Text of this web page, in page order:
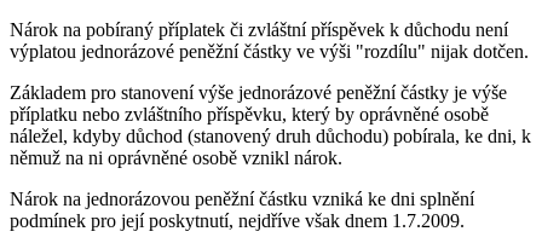
Nárok na pobíraný příplatek či zvláštní příspěvek k důchodu není
výplatou jednorázové peněžní částky ve výši "rozdílu" nijak dotčen.
Základem pro stanovení výše jednorázové peněžní částky je výše
příplatku nebo zvláštního příspěvku, který by oprávněné osobě
náležel, kdyby důchod (stanovený druh důchodu) pobírala, ke dni, k
němuž na ni oprávněné osobě vznikl nárok.
Nárok na jednorázovou peněžní částku vzniká ke dni splnění
podmínek pro její poskytnutí, nejdříve však dnem 1.7.2009.